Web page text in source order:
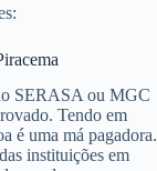
SERASA ou MGC
Tendo em
é uma má pagadora.
instituições em